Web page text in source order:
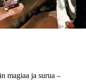
magiaa ja surua –